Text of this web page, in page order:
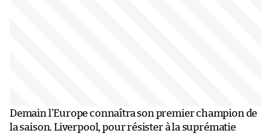
Demain l’Europe connaîtra son premier champion de
la saison. Liverpool, pour résister à la suprématie